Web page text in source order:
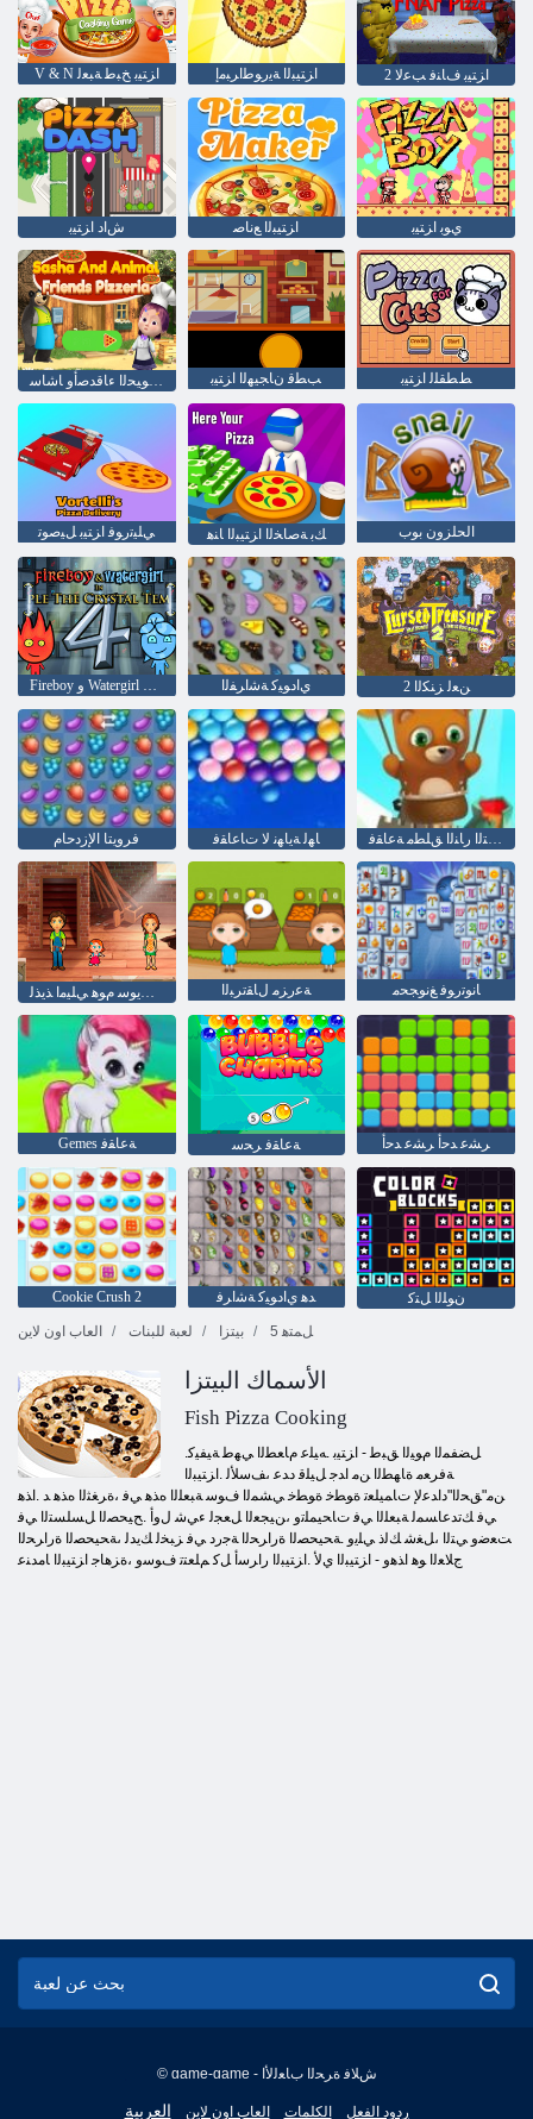
V & N ﺍﺰﺘﻴﺑ ﺦﺒﻃ ﺔﺒﻌﻟ ﺍﺰﺘﻴﺒﻟﺍ ﺔﻳﺭﻮﻃﺍﺮﺒﻣﺇ ﺍﺰﺘﻴﺑ ﻑﺎﻨﻓ ﺐﻋﻻ 2
ﺵﺍﺩ ﺍﺰﺘﻴﺑ ﺍﺰﺘﻴﺒﻟﺍ ﻊﻧﺎﺻ ﻱﻮﺑ ﺍﺰﺘﻴﺑ
ﺐﻄﻗ ﻥﺎﺠﻴﻬﻟﺍ ﺍﺰﺘﻴﺑ ﻂﻄﻘﻠﻟ ﺍﺰﺘﻴﺑ
ﻲﻠﻴﺗﺭﻮﻓ ﺍﺰﺘﻴﺑ ﻞﻴﺻﻮﺗ ﻚﺑ ﺔﺻﺎﺨﻟﺍ ﺍﺰﺘﻴﺒﻟﺍ ﺎﻨﻫ الحلزون بوب
Fireboy ﻭ Watergirl 4: Crystal Temple ﻱﺍﺩﻮﻴﻛ ﺔﺷﺍﺮﻔﻟﺍ 2 ﻦﻌﻟ ﺰﻨﻜﻟﺍ
فرويتا الإزدحام ﺎﻬﻟ ﺔﻳﺎﻬﻧ ﻻ ﺕﺎﻋﺎﻘﻓ ﺎﻬﻟ ﺔﻳﺎﻬﻧ ﻻ ﻲﺘﻟﺍ ﺭﺎﻨﻟﺍ ﻖﻠﻄﻣ ﺔﻋﺎﻘﻓ
ﺔﻋﺭﺰﻣ ﻝﺎﻘﺗﺮﺒﻟﺍ ﺎﻧﻮﺗﺭﻮﻓ ﻎﻧﻮﺠﺤﻣ
Gemes ﺔﻋﺎﻘﻓ ﺔﻋﺎﻘﻓ ﺮﺤﺳ ﺮﺸﻋ ﺪﺣﺃ ﺮﺸﻋ ﺪﺣﺃ
Cookie Crush 2 ﺪﻫ ﻱﺍﺩﻮﻴﻛ ﺔﺷﺍﺮﻓ
ﻥﻮﻠﻟﺍ ﻞﺘﻛ
العاب اون لاين
لعبة للبنات بيتزا 5 ﻞﻤﺘﻫ
الأسماك البيتزا
Fish Pizza Cooking
.ﻞﻀﻔﻤﻟﺍ ﻡﻮﻴﻟﺍ ﻖﺒﻃ - ﺍﺰﺘﻴﺑ .ﻪﻴﻠﻋ ﻡﺎﻌﻄﻟﺍ ﻲﻬﻃ ﺔﻴﻔﻴﻛ
ﺔﻓﺮﻌﻣ ﺓﺎﻬﻄﻟﺍ ﻦﻣ ﺍﺪﺟ ﻞﻴﻠﻗ ﺩﺪﻋ ،ﻒﺳﻸ ﻟ .ﺍﺰﺘﻴﺒﻟﺍ
ﻦﻣ"ﻖﺤﻟﺍ"ﺩﺍﺪﻋﻹ ﺕﺎﻤﻴﻠﻌﺗ ﺓﻮﻄﺧ ﺓﻮﻄﺧ ﻲﺸﻤﻟﺍ ﻑﻮﺳ ﺔﺒﻌﻠﻟﺍ ﻩﺬﻫ ﻲﻓ ،ﺓﺮﻐﺜﻟﺍ ﻩﺬﻫ ﺪ .ﺍﺬﻫ
ﻲﻓ ﻚﺗﺪﻋﺎﺴﻤﻟ ﺔﺒﻌﻠﻟﺍ ﻲﻓ ﺕﺎﺤﻴﻤﻠﺗﻭ ،ﻦﻴﺠﻌﻟﺍ ﻞﻌﺠﻟ ءﻲﺷ ﻝﻭﺃ .ﺢﻴﺤﺼﻟﺍ ﻞﺴﻠﺴﺘﻟﺍ ﻲﻓ
ﺖﻌﺿﻭ ﻲﺘﻟﺍ ،ﻞﻐﺷ ﻚﻟﺫ ﻲﻠﻳﻭ .ﺔﺤﻴﺤﺼﻟﺍ ﺓﺭﺍﺮﺤﻟﺍ ﺔﺟﺭﺩ ﻲﻓ ﺰﺒﺨﻟ ﻚﻳﺪﻟ ،ﺔﺤﻴﺤﺼﻟﺍ ﺓﺭﺍﺮﺤﻟﺍ
ﺝﻼ ﻌﻟﺍ ﻮﻫ ﺍﺬﻫﻭ - ﺍﺰﺘﻴﺒﻟﺍ ﻱﻷ .ﺍﺰﺘﻴﺒﻟﺍ ﺭﺍﺮﺳﺃ ﻞﻛ ﻢﻠﻌﺘﺗ ﻑﻮﺳﻭ ،ﺓﺰﻫﺎﺟ ﺍﺰﺘﻴﺒﻟﺍ ﺎﻣﺪﻨﻋ
© game-game - ﺵﻼ ﻓ ﺓﺮﺤﻟﺍ ﺏﺎﻌﻟﻷ ﺍ
العربية
English
العاب اون لاين الكلمات ردود الفعل